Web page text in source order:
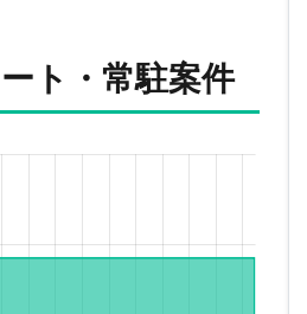
ト・常駐案件